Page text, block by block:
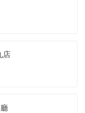
店